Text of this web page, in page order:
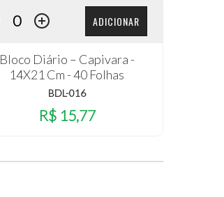
ADICIONAR
Bloco Diário – Capivara -
14X21 Cm - 40 Folhas
BDL-016
R$ 15,77